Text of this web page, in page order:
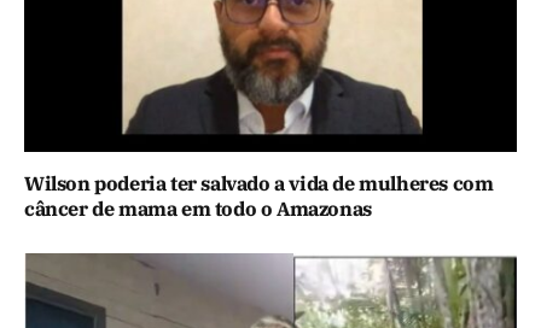
Wilson poderia ter salvado a vida de mulheres com
câncer de mama em todo o Amazonas